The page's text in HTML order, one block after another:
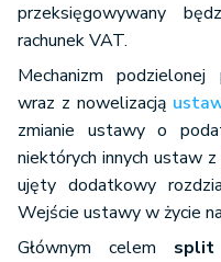
przeksięgowywany
rachunek VAT.
Mechanizm podzielonej
wraz z nowelizacją
zmianie ustawy o
niektórych innych ustaw
ujęty dodatkowy
Wejście ustawy w życie
Głównym celem split